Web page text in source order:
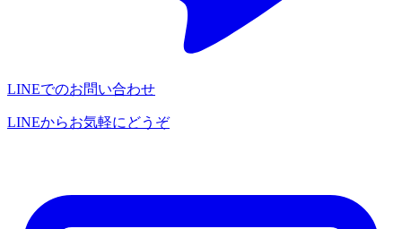
LINEでのお問い合わせ
LINEからお気軽にどうぞ